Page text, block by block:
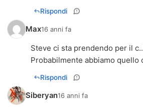
Rispondi
Max16 anni fa
Steve ci sta prendendo per il
Probabilmente abbiamo quello
Rispondi
Siberyan16 anni fa